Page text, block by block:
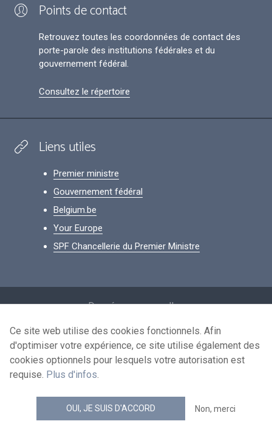
Points de contact
Retrouvez toutes les coordonnées de contact des
porte-parole des institutions fédérales et du
gouvernement fédéral.
Consultez le répertoire
Liens utiles
Premier ministre
Gouvernement fédéral
Belgium.be
Your Europe
SPF Chancellerie du Premier Ministre
Données personnelles
Conditions de réutilisation
Contactez-nous
news.belgium flux RSS
Ce site web utilise des cookies fonctionnels. Afin
d'optimiser votre expérience, ce site utilise également des
cookies optionnels pour lesquels votre autorisation est
requise. Plus d'infos.
OUI, JE SUIS D'ACCORD Non, merci